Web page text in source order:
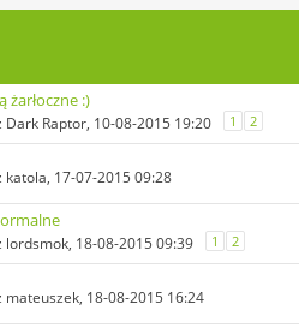
żarłoczne :)
Dark Raptor, 10-08-2015 19:20 1 2
katola, 17-07-2015 09:28
lordsmok, 18-08-2015 09:39 1 2
mateuszek, 18-08-2015 16:24